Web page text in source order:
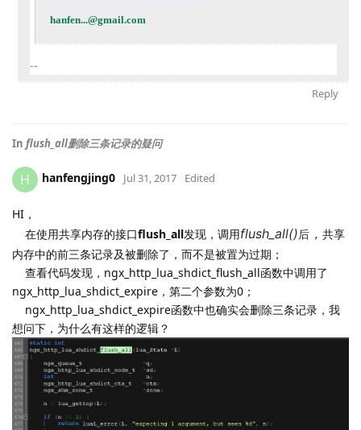
hanfen...@gmail.com
--
Reply
In flush_all删除三条记录的疑问
H hanfengjing0 Jul 31, 2017 Edited
HI，
在使用共享内存的接口flush_all发现，调用flush_all()后 ， 共享
内存中的前三条记录及被删除了，而不是被置为过期；
查看代码发现，ngx_http_lua_shdict_flush_all函数中调用了
ngx_http_lua_shdict_expire，第二个参数为0；
ngx_http_lua_shdict_expire函数中也确实会删除三条记录，我
想问下，为什么有这样的逻辑？